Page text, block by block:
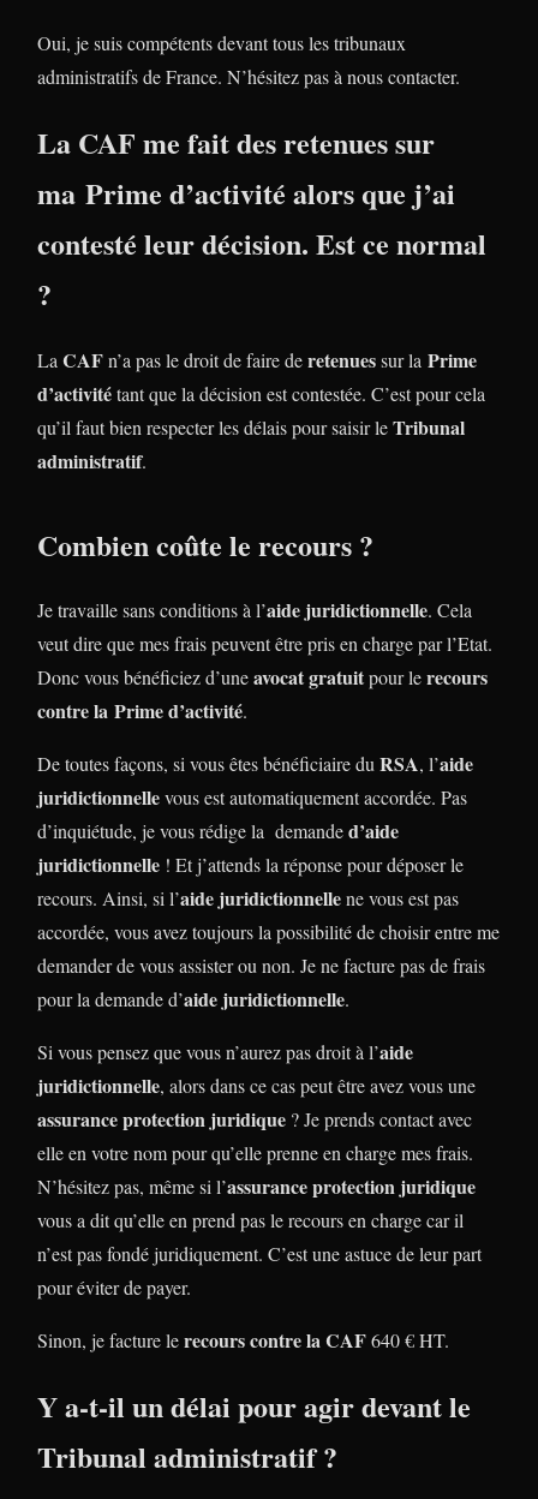
Oui, je suis compétents devant tous les tribunaux
administratifs de France. N’hésitez pas à nous contacter.
La CAF me fait des retenues sur
ma Prime d’activité alors que j’ai
contesté leur décision. Est ce normal
?
La CAFn’a pas le droit de faire deretenuessur la Prime
d’activitétant que la décision est contestée. C’est pour cela
qu’il faut bien respecter les délais pour saisir leTribunal
administratif.
Combien coûte le recours ?
Je travaille sans conditions à l’aide juridictionnelle. Cela
veut dire que mes frais peuvent être pris en charge par l’Etat.
Donc vous bénéficiez d’uneavocat gratuitpour lerecours
contre la Prime d’activité.
De toutes façons, si vous êtes bénéficiaire duRSA, l’aide
juridictionnellevous est automatiquement accordée. Pas
d’inquiétude, je vous rédige la demanded’aide
juridictionnelle ! Et j’attends la réponse pour déposer le
recours. Ainsi, si l’aide juridictionnellene vous est pas
accordée, vous avez toujours la possibilité de choisir entre me
demander de vous assister ou non. Je ne facture pas de frais
pour la demande d’aide juridictionnelle.
Si vous pensez que vous n’aurez pas droit à l’aide
juridictionnelle, alors dans ce cas peut être avez vous une
assurance protection juridique ? Je prends contact avec
elle en votre nom pour qu’elle prenne en charge mes frais.
N’hésitez pas, même si l’assurance protection juridique
vous a dit qu’elle en prend pas le recours en charge car il
n’est pas fondé juridiquement. C’est une astuce de leur part
pour éviter de payer.
Sinon, je facture lerecours contre la CAF640 € HT.
Y a-t-il un délai pour agir devant le
Tribunal administratif ?